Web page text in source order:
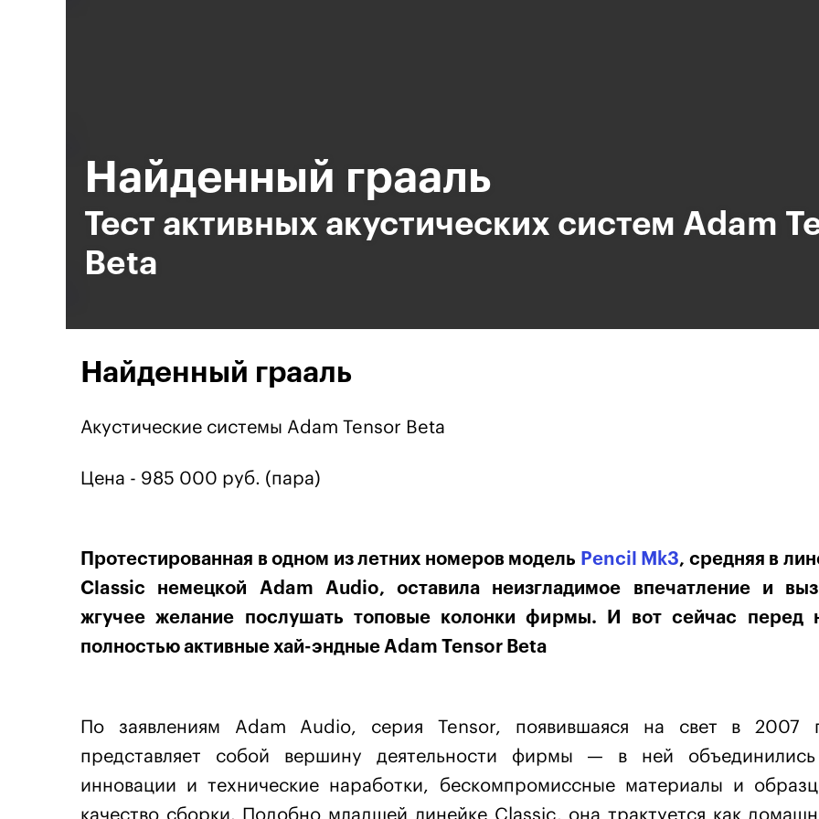
Найденный грааль
Тест активных акустических систем Adam
Beta
Найденный грааль
Акустические системы Adam Tensor Beta
Цена - 985 000 руб. (пара)
Протестированная в одном из летних номеров модель Pencil Mk3, средняя в
Classic немецкой Adam Audio, оставила неизгладимое впечатление и
жгучее желание послушать топовые колонки фирмы. И вот сейчас перед
полностью активные хай-эндные Adam Tensor Beta
По заявлениям Adam Audio, серия Tensor, появившаяся на свет в 2007
представляет собой вершину деятельности фирмы — в ней
инновации и технические наработки, бескомпромиссные материалы и
качество сборки. Подобно младшей линейке Classic, она трактуется как